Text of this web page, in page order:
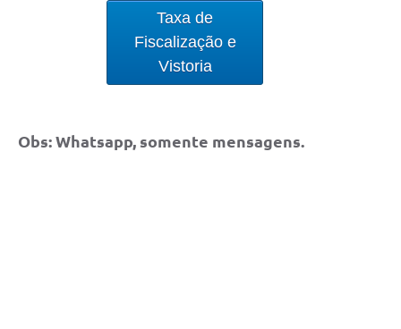
COPIR - Coordenadoria de Promoção de Igualdade Racial
Taxa de
Fiscalização e
Vistoria
Obs: Whatsapp, somente mensagens.